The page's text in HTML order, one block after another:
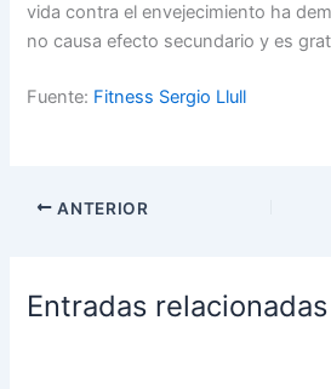
vida contra el envejecimiento ha
no causa efecto secundario y es
Fuente: Fitness Sergio Llull
ANTERIOR
Entradas relacionadas